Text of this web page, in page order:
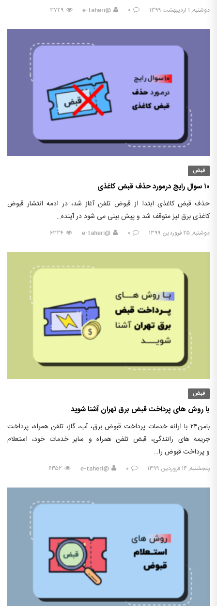
دوشنبه, ۱ اردیبهشت ۱۳۹۹ ۰ @e-taheri ۳۷۲۹
قبض
۱۰ سوال رایج درمورد حذف قبض کاغذی
حذف قبض کاغذی ابتدا از قبوض تلفن آغاز شد، در ادمه انتشار قبوض
کاغذی برق نیز متوقف شد و پیش بینی می شود در آینده…
دوشنبه, ۲۵ فروردین ۱۳۹۹ ۰ @e-taheri ۶۳۲۴
قبض
با روش های پرداخت قبض برق تهران آشنا شوید
بامن۲۴ با ارائه خدمات پرداخت قبوض برق، آب، گاز، تلفن همراه، پرداخت
جریمه های رانندگی، قبض تلفن همراه و سایر خدمات خود، استعلام
و پرداخت قبوض را…
پنجشنبه, ۱۴ فروردین ۱۳۹۹ ۰ @e-taheri ۶۳۵۲